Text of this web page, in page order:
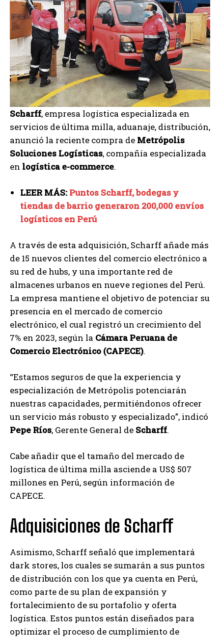
Scharff, empresa logística especializada en
servicios de última milla, aduanaje, distribución,
anunció la reciente compra de Metrópolis
Soluciones Logísticas, compañía especializada
en logística e-commerce.
LEER MÁS: Puntos Scharff, bodegas y
tiendas de barrio generaron 200,000 envíos
logísticos en Perú
A través de esta adquisición, Scharff añade más
de 15 nuevos clientes del comercio electrónico a
su red de hubs, y una importante red de
almacenes urbanos en nueve regiones del Perú.
La empresa mantiene el objetivo de potenciar su
presencia en el mercado de comercio
electrónico, el cual registró un crecimiento del
7% en 2023, según la Cámara Peruana de
Comercio Electrónico (CAPECE).
“Estamos seguros de que la experiencia y
especialización de Metrópolis potenciarán
nuestras capacidades, permitiéndonos ofrecer
un servicio más robusto y especializado”, indicó
Pepe Ríos, Gerente General de Scharff.
Cabe añadir que el tamaño del mercado de
logística de última milla asciende a US$ 507
millones en Perú, según información de
CAPECE.
Adquisiciones de Scharff
Asimismo, Scharff señaló que implementará
dark stores, los cuales se sumarán a sus puntos
de distribución con los que ya cuenta en Perú,
como parte de su plan de expansión y
fortalecimiento de su portafolio y oferta
logística. Estos puntos están diseñados para
optimizar el proceso de cumplimiento de